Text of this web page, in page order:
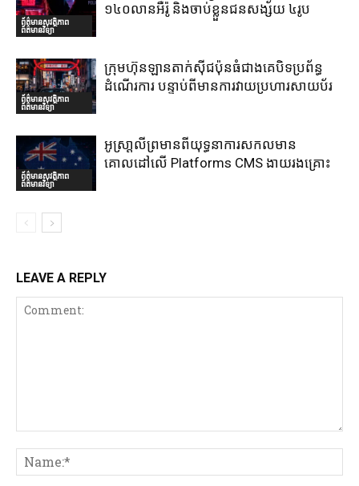
ព័ត៌មានសុវត្ថិភាព
ព័ត៌មានវិទ្យា
១៤០លានអឺរ៉ូ និងចាប់ខ្លួនជនសង្ស័យ ៤រូប
ព័ត៌មានសុវត្ថិភាព
ព័ត៌មានវិទ្យា
ក្រុមហ៊ុនឡានតាក់ស៊ីជប៉ុនធំជាងគេបិទប្រព័ន្ធ
ដំណើរការ បន្ទាប់ពីមានការវាយប្រហារសាយប័រ
ព័ត៌មានសុវត្ថិភាព
ព័ត៌មានវិទ្យា
អូស្រា្តលីព្រមានពីយុទ្ធនាការសកលមាន
គោលដៅលើ Platforms CMS ងាយរងគ្រោះ
LEAVE A REPLY